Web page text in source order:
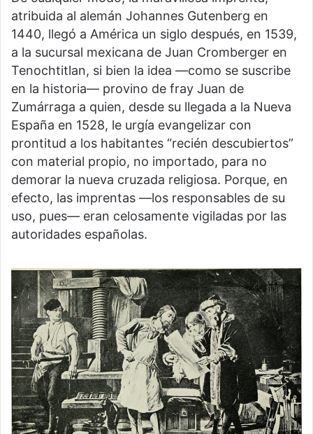
atribuida al alemán Johannes Gutenberg en
1440, llegó a América un siglo después, en 1539,
a la sucursal mexicana de Juan Cromberger en
Tenochtitlan, si bien la idea —como se suscribe
en la historia— provino de fray Juan de
Zumárraga a quien, desde su llegada a la Nueva
España en 1528, le urgía evangelizar con
prontitud a los habitantes “recién descubiertos”
con material propio, no importado, para no
demorar la nueva cruzada religiosa. Porque, en
efecto, las imprentas —los responsables de su
uso, pues— eran celosamente vigiladas por las
autoridades españolas.